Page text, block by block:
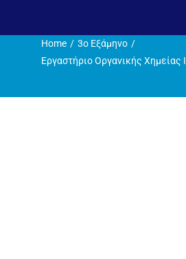
Ανακοινώσεις
Home
3ο Εξάμηνο
Εργαστήριο Οργανικής Χημείας Ι